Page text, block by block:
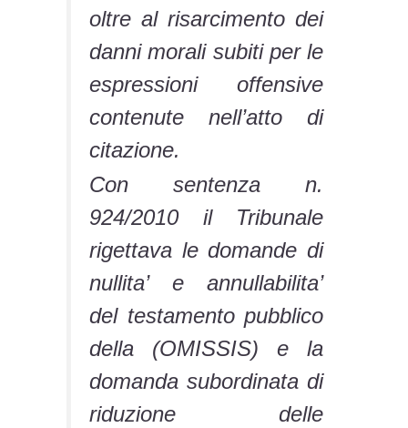
oltre al risarcimento dei
danni morali subiti per le
espressioni offensive
contenute nell’atto di
citazione.
Con sentenza n.
924/2010 il Tribunale
rigettava le domande di
nullita’ e annullabilita’
del testamento pubblico
della (OMISSIS) e la
domanda subordinata di
riduzione delle